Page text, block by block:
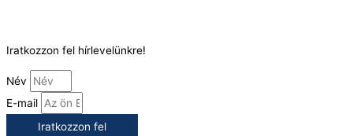
Iratkozzon fel hírlevelünkre!
Név
E-mail
Iratkozzon fel